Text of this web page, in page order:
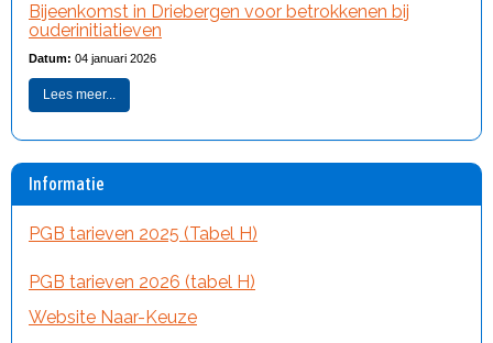
Bijeenkomst in Driebergen voor betrokkenen bij
ouderinitiatieven
Datum: 04 januari 2026
Lees meer...
Informatie
PGB tarieven 2025 (Tabel H)
PGB tarieven 2026 (tabel H)
Website Naar-Keuze